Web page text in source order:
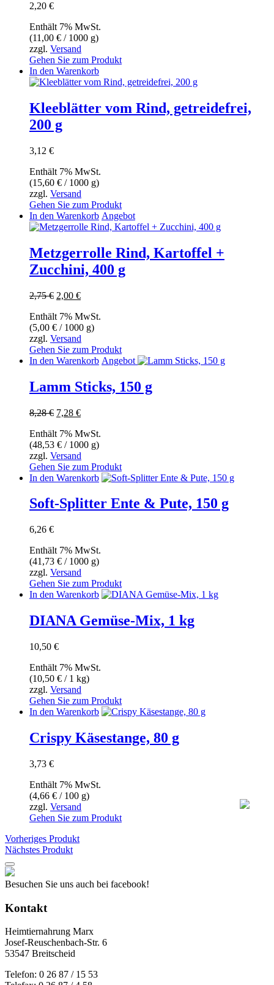
2,20 €
Enthält 7% MwSt.
(11,00 € / 1000 g)
zzgl. Versand
Gehen Sie zum Produkt
In den Warenkorb
Kleeblätter vom Rind, getreidefrei,
200 g
3,12 €
Enthält 7% MwSt.
(15,60 € / 1000 g)
zzgl. Versand
Gehen Sie zum Produkt
In den Warenkorb Angebot
Metzgerrolle Rind, Kartoffel +
Zucchini, 400 g
2,75€ Ursprünglicher
war:
2,75 €
2,00 €Aktueller
ist:
2,00 €.
Enthält 7% MwSt.
(5,00 € / 1000 g)
zzgl. Versand
Gehen Sie zum Produkt
In den Warenkorb Angebot
Lamm Sticks, 150 g
8,28€ Ursprünglicher
war:
8,28 €
7,28 €Aktueller
ist:
7,28 €.
Enthält 7% MwSt.
(48,53 € / 1000 g)
zzgl. Versand
Gehen Sie zum Produkt
In den Warenkorb
Soft-Splitter Ente & Pute, 150 g
6,26 €
Enthält 7% MwSt.
(41,73 € / 1000 g)
zzgl. Versand
Gehen Sie zum Produkt
In den Warenkorb
DIANA Gemüse-Mix, 1 kg
10,50 €
Enthält 7% MwSt.
(10,50 € / 1 kg)
zzgl. Versand
Gehen Sie zum Produkt
In den Warenkorb
Crispy Käsestange, 80 g
3,73 €
Enthält 7% MwSt.
(4,66 € / 100 g)
zzgl. Versand
Gehen Sie zum Produkt
Vorheriges Produkt
Nächstes Produkt
Besuchen Sie uns auch bei facebook!
Kontakt
Heimtiernahrung Marx
Josef-Reuschenbach-Str. 6
53547 Breitscheid
Telefon: 0 26 87 / 15 53